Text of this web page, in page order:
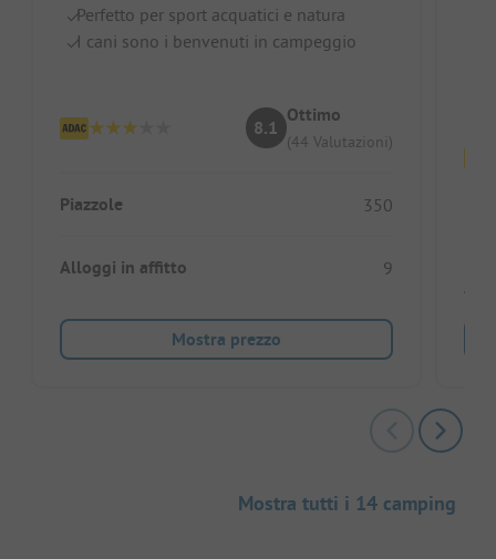
Perfetto per sport acquatici e natura
I cani sono i benvenuti in campeggio
8.1
Ottimo
(44 Valutazioni)
Piazzole 350
Alloggi in affitto 9
Mostra prezzo
Mostra tutti i 14 camping